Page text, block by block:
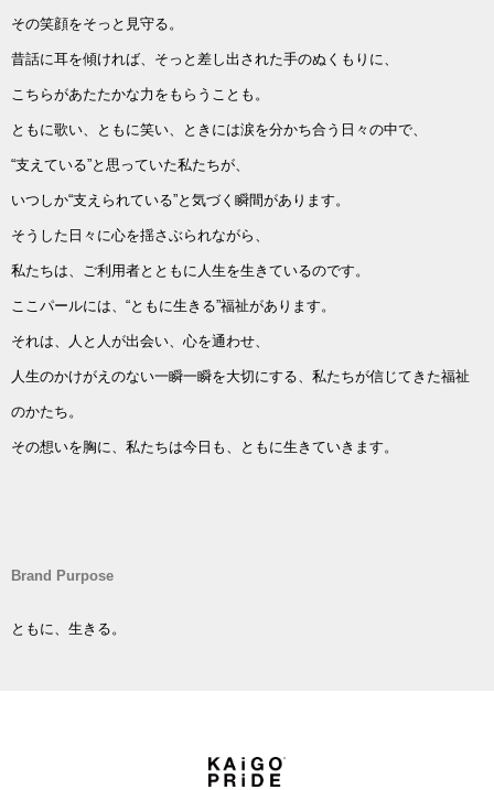
その笑顔をそっと見守る。
昔話に耳を傾ければ、そっと差し出された手のぬくもりに、
こちらがあたたかな力をもらうことも。
ともに歌い、ともに笑い、ときには涙を分かち合う日々の中で、
“支えている”と思っていた私たちが、
いつしか“支えられている”と気づく瞬間があります。
そうした日々に心を揺さぶられながら、
私たちは、ご利用者とともに人生を生きているのです。
ここパールには、“ともに生きる”福祉があります。
それは、人と人が出会い、心を通わせ、
人生のかけがえのない一瞬一瞬を大切にする、私たちが信じてきた福祉
のかたち。
その想いを胸に、私たちは今日も、ともに生きていきます。
Brand Purpose
ともに、生きる。